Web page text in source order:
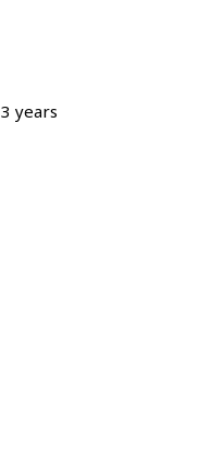
years